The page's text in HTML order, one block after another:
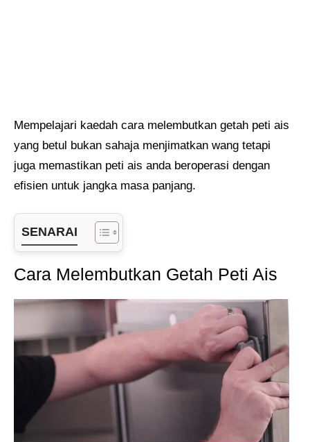
Mempelajari kaedah cara melembutkan getah peti ais
yang betul bukan sahaja menjimatkan wang tetapi
juga memastikan peti ais anda beroperasi dengan
efisien untuk jangka masa panjang.
SENARAI
Cara Melembutkan Getah Peti Ais